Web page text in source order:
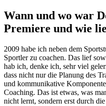
Wann und wo war
Premiere und wie
2009 habe ich neben dem
Sportler zu coachen. Das lief
hab ich, denke ich, sehr viel
dass nicht nur die Planung des
und kommunikative
Coaching. Das ist etwas, was
nicht lernt, sondern erst durch